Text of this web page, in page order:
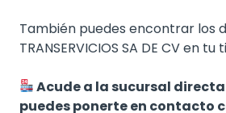
También puedes encontrar los
TRANSERVICIOS SA DE CV en
Acude a la sucursal
puedes ponerte en contacto